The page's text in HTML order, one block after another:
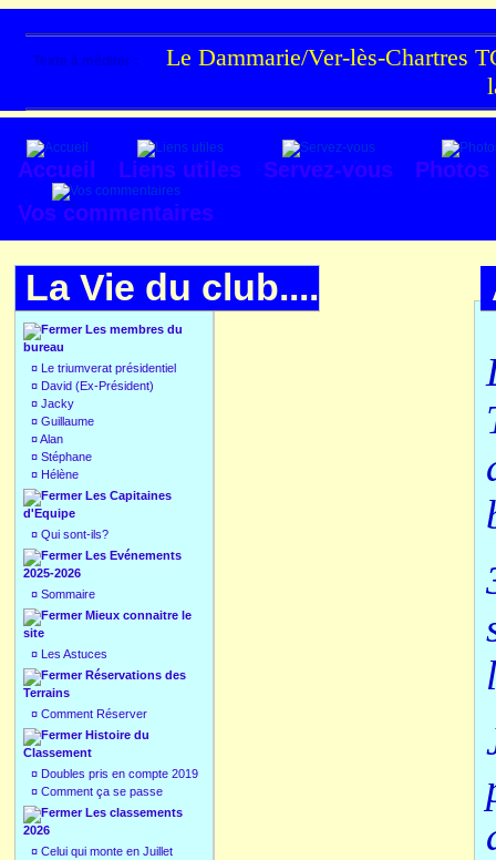
Texte à méditer :
Le Dammarie/Ver-lès-Chartres
Accueil Liens utiles Servez-vous
Photos
Vos commentaires
La Vie du club....
Les membres du
bureau
¤ Le triumverat présidentiel
¤ David (Ex-Président)
¤ Jacky
¤ Guillaume
¤Alan
¤ Stéphane
¤ Hélène
Les Capitaines
d'Equipe
¤ Qui sont-ils?
Les Evénements
2025-2026
¤ Sommaire
Mieux connaitre le
site
¤ Les Astuces
Réservations des
Terrains
¤ Comment Réserver
Histoire du
Classement
¤ Doubles pris en compte 2019
¤ Comment ça se passe
Les classements
2026
¤ Celui qui monte en Juillet